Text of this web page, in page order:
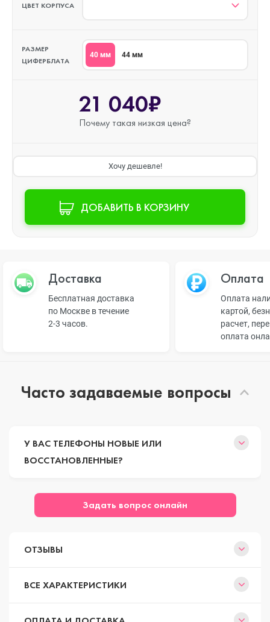
ЦВЕТ КОРПУСА
РАЗМЕР
ЦИФЕРБЛАТА
40 мм 44 мм
21 040₽
Почему такая низкая цена?
Хочу дешевле!
ДОБАВИТЬ В КОРЗИНУ
Доставка
Бесплатная доставка
по Москве в течение
2-3 часов.
Оплата
Оплата
картой,
расчет,
оплата
Часто задаваемые вопросы
У ВАС ТЕЛЕФОНЫ НОВЫЕ ИЛИ
ВОССТАНОВЛЕННЫЕ?
Задать вопрос онлайн
ОТЗЫВЫ
ВСЕ ХАРАКТЕРИСТИКИ